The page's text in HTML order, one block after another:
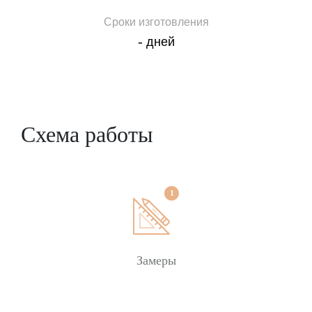
интерьер от выгорания при интенсивном
солнечном освещении.
использования: типа помещения, площади
конструкции, от данного параметра будет зависеть
глубина необходимого профиля. Украина
расположена в двух климатических зонах, для
каждой из которых установлены стандарты
жилых помещениях северной и центральной части
Сроки изготовления
- дней
Схема работы
Замеры